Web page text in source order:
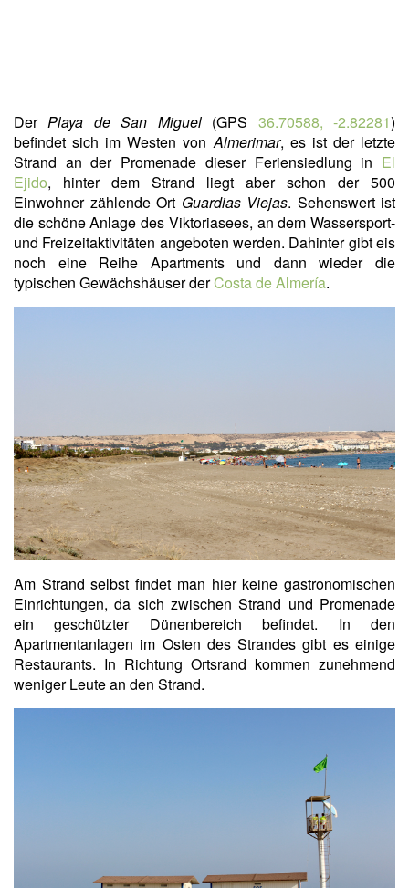
DerPlaya de San Miguel (GPS 36.70588, -2.82281)
befindet sich im Westen vonAlmerimar, es ist der letzte
Strand an der Promenade dieser Feriensiedlung in El
Ejido, hinter dem Strand liegt aber schon der 500
Einwohner zählende Ort Guardias Viejas. Sehenswert ist
die schöne Anlage des Viktoriasees, an dem Wassersport-
und Freizeitaktivitäten angeboten werden. Dahinter gibt eis
noch eine Reihe Apartments und dann wieder die
typischen Gewächshäuser derCosta de Almería.
Am Strand selbst findet man hier keine gastronomischen
Einrichtungen, da sich zwischen Strand und Promenade
ein geschützter Dünenbereich befindet. In den
Apartmentanlagen im Osten des Strandes gibt es einige
Restaurants. In Richtung Ortsrand kommen zunehmend
weniger Leute an den Strand.